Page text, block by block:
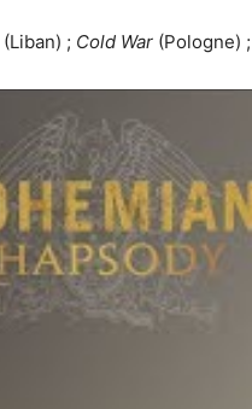
(Liban) ; Cold War (Pologne) ;